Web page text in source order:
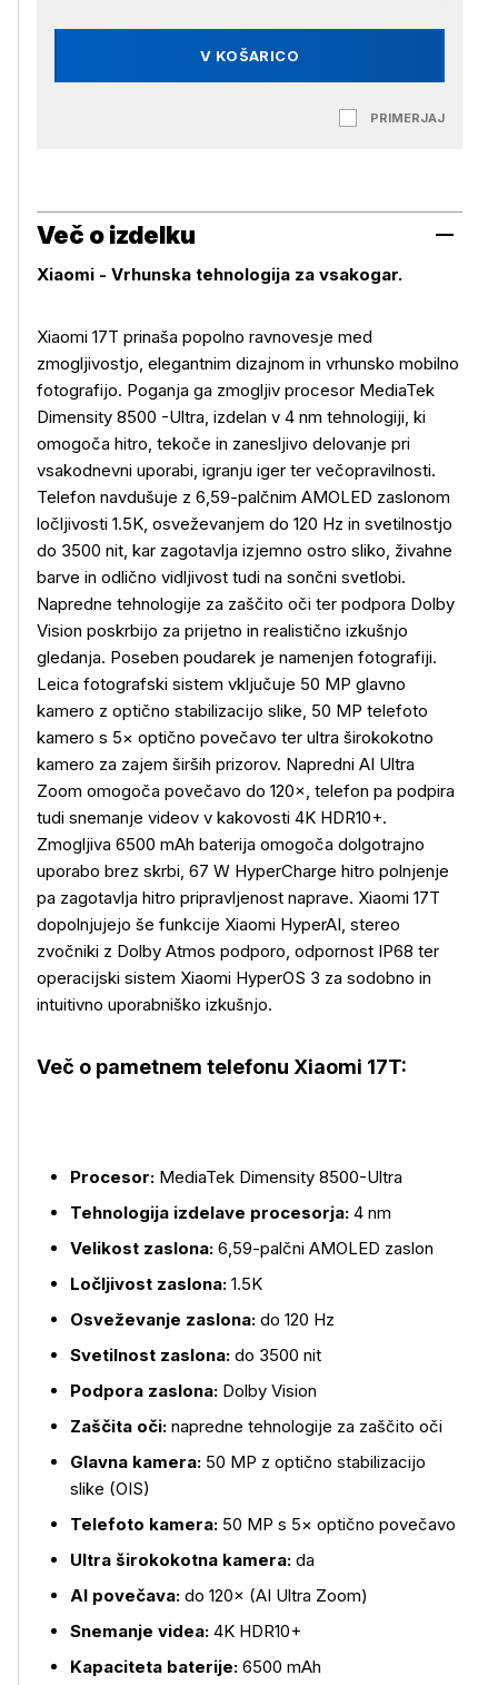
V KOŠARICO
PRIMERJAJ
Več o izdelku
Xiaomi - Vrhunska tehnologija za vsakogar.
Xiaomi 17T prinaša popolno ravnovesje med
zmogljivostjo, elegantnim dizajnom in vrhunsko mobilno
fotografijo. Poganja ga zmogljiv procesor MediaTek
Dimensity 8500 -Ultra, izdelan v 4 nm tehnologiji, ki
omogoča hitro, tekoče in zanesljivo delovanje pri
vsakodnevni uporabi, igranju iger ter večopravilnosti.
Telefon navdušuje z 6,59-palčnim AMOLED zaslonom
ločljivosti 1.5K, osveževanjem do 120 Hz in svetilnostjo
do 3500 nit, kar zagotavlja izjemno ostro sliko, živahne
barve in odlično vidljivost tudi na sončni svetlobi.
Napredne tehnologije za zaščito oči ter podpora Dolby
Vision poskrbijo za prijetno in realistično izkušnjo
gledanja. Poseben poudarek je namenjen fotografiji.
Leica fotografski sistem vključuje 50 MP glavno
kamero z optično stabilizacijo slike, 50 MP telefoto
kamero s 5× optično povečavo ter ultra širokokotno
kamero za zajem širših prizorov. Napredni AI Ultra
Zoom omogoča povečavo do 120×, telefon pa podpira
tudi snemanje videov v kakovosti 4K HDR10+.
Zmogljiva 6500 mAh baterija omogoča dolgotrajno
uporabo brez skrbi, 67 W HyperCharge hitro polnjenje
pa zagotavlja hitro pripravljenost naprave. Xiaomi 17T
dopolnjujejo še funkcije Xiaomi HyperAI, stereo
zvočniki z Dolby Atmos podporo, odpornost IP68 ter
operacijski sistem Xiaomi HyperOS 3 za sodobno in
intuitivno uporabniško izkušnjo.
Več o pametnem telefonu Xiaomi 17T:
Procesor: MediaTek Dimensity 8500-Ultra
Tehnologija izdelave procesorja: 4 nm
Velikost zaslona: 6,59-palčni AMOLED zaslon
Ločljivost zaslona: 1.5K
Osveževanje zaslona: do 120 Hz
Svetilnost zaslona: do 3500 nit
Podpora zaslona: Dolby Vision
Zaščita oči: napredne tehnologije za zaščito oči
Glavna kamera: 50 MP z optično stabilizacijo
slike (OIS)
Telefoto kamera: 50 MP s 5× optično povečavo
Ultra širokokotna kamera: da
AI povečava: do 120× (AI Ultra Zoom)
Snemanje videa: 4K HDR10+
Kapaciteta baterije: 6500 mAh